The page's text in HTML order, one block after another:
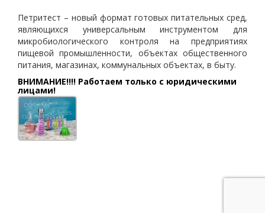
Петритест – новый формат готовых питательных сред,
являющихся универсальным инструментом для
микробиологического контроля на предприятиях
пищевой промышленности, объектах общественного
питания, магазинах, коммунальных объектах, в быту.
ВНИМАНИЕ!!!! Работаем только с юридическими
лицами!